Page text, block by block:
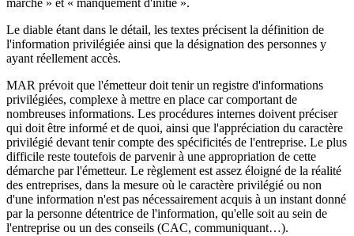
marché » et « manquement d'initié ».
Le diable étant dans le détail, les textes précisent la définition de
l'information privilégiée ainsi que la désignation des personnes y
ayant réellement accès.
MAR prévoit que l'émetteur doit tenir un registre d'informations
privilégiées, complexe à mettre en place car comportant de
nombreuses informations. Les procédures internes doivent préciser
qui doit être informé et de quoi, ainsi que l'appréciation du caractère
privilégié devant tenir compte des spécificités de l'entreprise. Le plus
difficile reste toutefois de parvenir à une appropriation de cette
démarche par l'émetteur. Le règlement est assez éloigné de la réalité
des entreprises, dans la mesure où le caractère privilégié ou non
d'une information n'est pas nécessairement acquis à un instant donné
par la personne détentrice de l'information, qu'elle soit au sein de
l'entreprise ou un des conseils (CAC, communiquant…).